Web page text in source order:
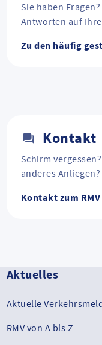
Sie haben
Antworten auf
Zu den häufig
Kontakt
Schirm
anderes
Kontakt zum RMV
Aktuelles
Aktuelle
RMV von A bis Z